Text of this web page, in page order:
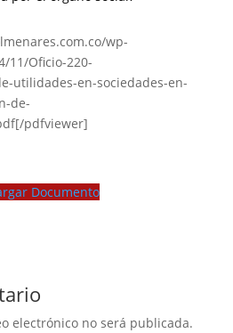
wp-
11/Oficio-220-
utilidades-en-sociedades-en-
de-
pdfviewer]
Documento
electrónico no será publicada.